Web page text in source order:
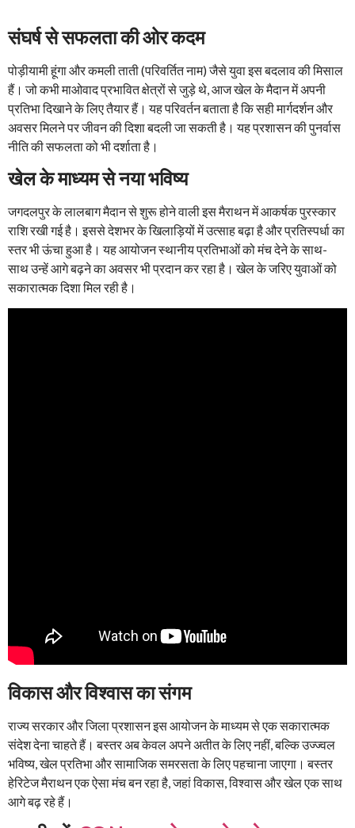
संघर्ष से सफलता की ओर कदम
पोड़ीयामी हूंगा और कमली ताती (परिवर्तित नाम) जैसे युवा इस बदलाव की मिसाल
हैं। जो कभी माओवाद प्रभावित क्षेत्रों से जुड़े थे, आज खेल के मैदान में अपनी
प्रतिभा दिखाने के लिए तैयार हैं। यह परिवर्तन बताता है कि सही मार्गदर्शन और
अवसर मिलने पर जीवन की दिशा बदली जा सकती है। यह प्रशासन की पुनर्वास
नीति की सफलता को भी दर्शाता है।
खेल के माध्यम से नया भविष्य
जगदलपुर के लालबाग मैदान से शुरू होने वाली इस मैराथन में आकर्षक पुरस्कार
राशि रखी गई है। इससे देशभर के खिलाड़ियों में उत्साह बढ़ा है और प्रतिस्पर्धा का
स्तर भी ऊंचा हुआ है। यह आयोजन स्थानीय प्रतिभाओं को मंच देने के साथ-
साथ उन्हें आगे बढ़ने का अवसर भी प्रदान कर रहा है। खेल के जरिए युवाओं को
सकारात्मक दिशा मिल रही है।
विकास और विश्वास का संगम
राज्य सरकार और जिला प्रशासन इस आयोजन के माध्यम से एक सकारात्मक
संदेश देना चाहते हैं। बस्तर अब केवल अपने अतीत के लिए नहीं, बल्कि उज्ज्वल
भविष्य, खेल प्रतिभा और सामाजिक समरसता के लिए पहचाना जाएगा। बस्तर
हेरिटेज मैराथन एक ऐसा मंच बन रहा है, जहां विकास, विश्वास और खेल एक साथ
आगे बढ़ रहे हैं।